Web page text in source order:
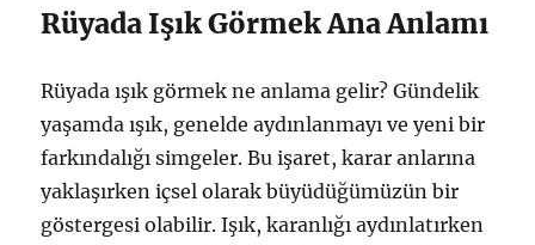
Rüyada Işık Görmek Ana Anlamı
Rüyada ışık görmek ne anlama gelir? Gündelik
yaşamda ışık, genelde aydınlanmayı ve yeni bir
farkındalığı simgeler. Bu işaret, karar anlarına
yaklaşırken içsel olarak büyüdüğümüzün bir
göstergesi olabilir. Işık, karanlığı aydınlatırken